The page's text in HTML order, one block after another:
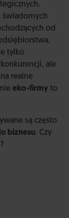
od
tylko
ale
realne
eko-firmy to
są często
biznesu. Czy